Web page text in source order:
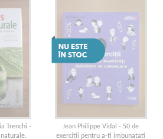
Trenchi -
Jean Philippe Vidal - 50 de
exercitii pentru a-ti imbunatati